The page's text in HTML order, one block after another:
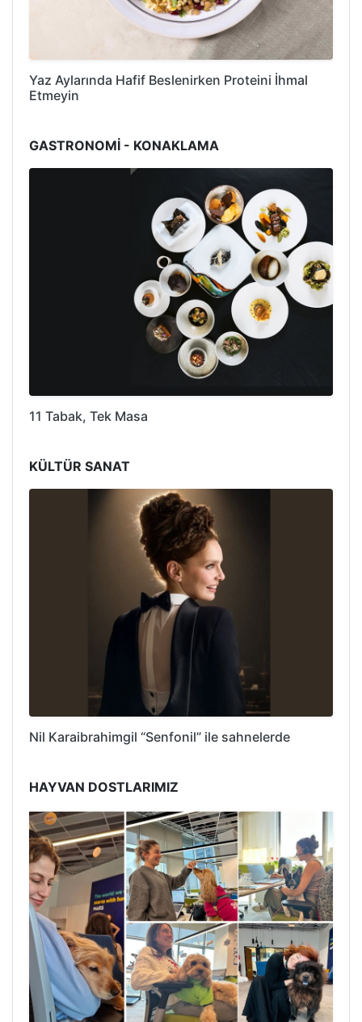
Yaz Aylarında Hafif Beslenirken Proteini İhmal
Etmeyin
GASTRONOMİ - KONAKLAMA
11 Tabak, Tek Masa
KÜLTÜR SANAT
Nil Karaibrahimgil “Senfonil” ile sahnelerde
HAYVAN DOSTLARIMIZ